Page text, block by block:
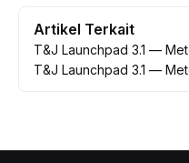
Artikel Terkait
T&J Launchpad 3.1 —
T&J Launchpad 3.1 —